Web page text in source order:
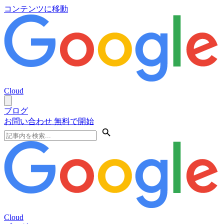
コンテンツに移動
Cloud
ブログ
お問い合わせ 無料で開始
Cloud